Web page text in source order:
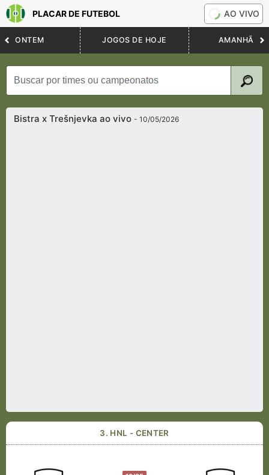
PLACAR DE FUTEBOL AO VIVO
ONTEM JOGOS DE HOJE AMANHÃ
Bistra x Trešnjevka ao vivo- 10/05/2026
3. HNL - CENTER